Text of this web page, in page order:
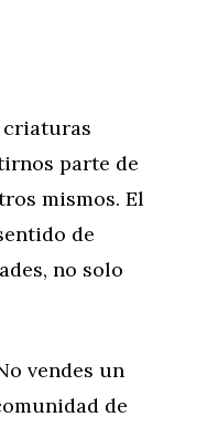
criaturas
parte de
mismos. El
de
no solo
vendes un
de